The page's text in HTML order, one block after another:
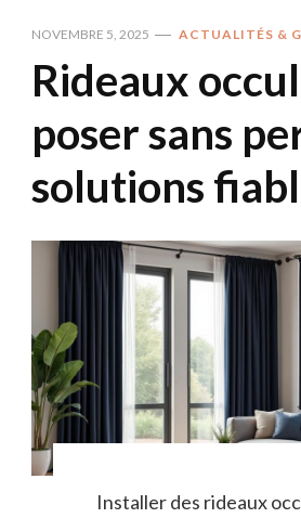
NOVEMBRE 5, 2025 ACTUALITÉS &
Rideaux
poser sans
solutions
Installer des rideaux